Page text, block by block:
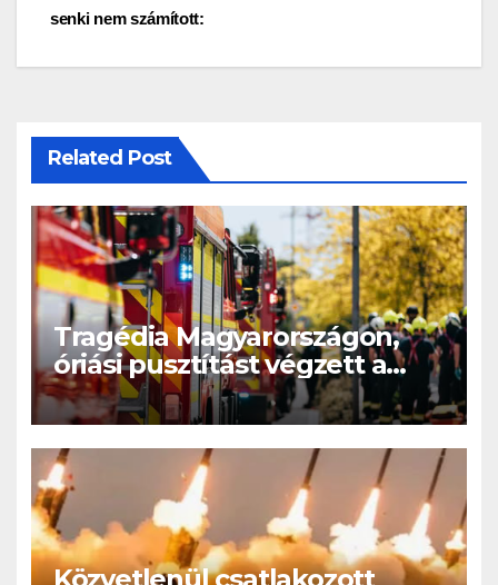
senki nem számított:
Related Post
Tragédia Magyarországon,
óriási pusztítást végzett a
tűzvész: leégett házak,
menekülő emberek – videó